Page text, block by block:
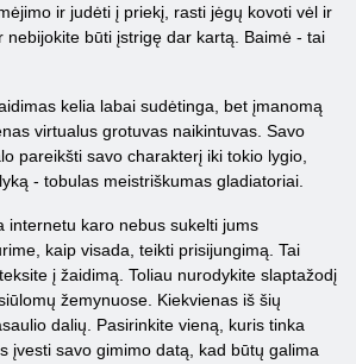
ir judėti į priekį, rasti jėgų kovoti vėl ir
nebijokite būti įstrigę dar kartą. Baimė - tai
kelia labai sudėtinga, bet įmanomą
virtualus grotuvas naikintuvas. Savo
pareikšti savo charakterį iki tokio lygio,
- tobulas meistriškumas gladiatoriai.
internetu karo nebus sukelti jums
kaip visada, teikti prisijungimą. Tai
į žaidimą. Toliau nurodykite slaptažodį
žemynuose. Kiekvienas iš šių
dalių. Pasirinkite vieną, kuris tinka
įvesti savo gimimo datą, kad būtų galima